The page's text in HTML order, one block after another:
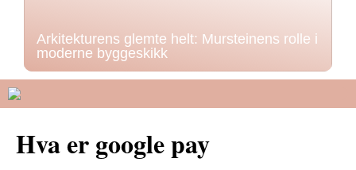
Arkitekturens glemte helt: Mursteinens rolle i
moderne byggeskikk
Hva er google pay